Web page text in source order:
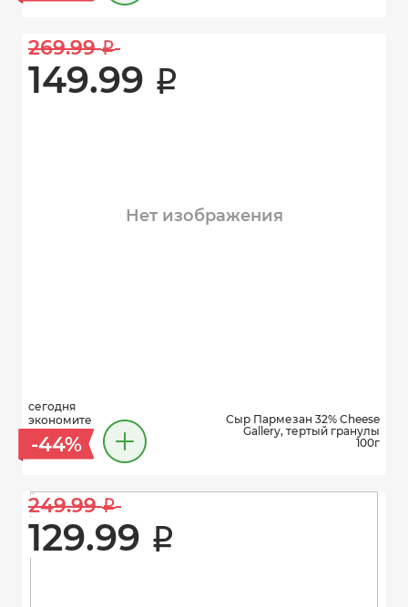
269.99 i
149.99 i
Нет изображения
сегодня
экономите
-44%
Сыр Пармезан 32% Cheese
Gallery, тертый гранулы
100г
249.99 i
129.99 i